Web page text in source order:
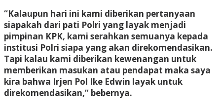
“Kalaupun hari ini kami diberikan pertanyaan
siapakah dari pati Polri yang layak menjadi
pimpinan KPK, kami serahkan semuanya kepada
institusi Polri siapa yang akan direkomendasikan.
Tapi kalau kami diberikan kewenangan untuk
memberikan masukan atau pendapat maka saya
kira bahwa Irjen Pol Ike Edwin layak untuk
direkomendasikan,” bebernya.